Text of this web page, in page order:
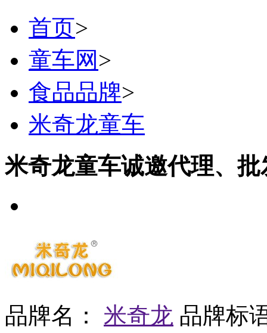
首页>
童车网 >
食品品牌>
米奇龙童车
米奇龙童车诚邀代理、批
品牌名： 米奇龙 品牌标